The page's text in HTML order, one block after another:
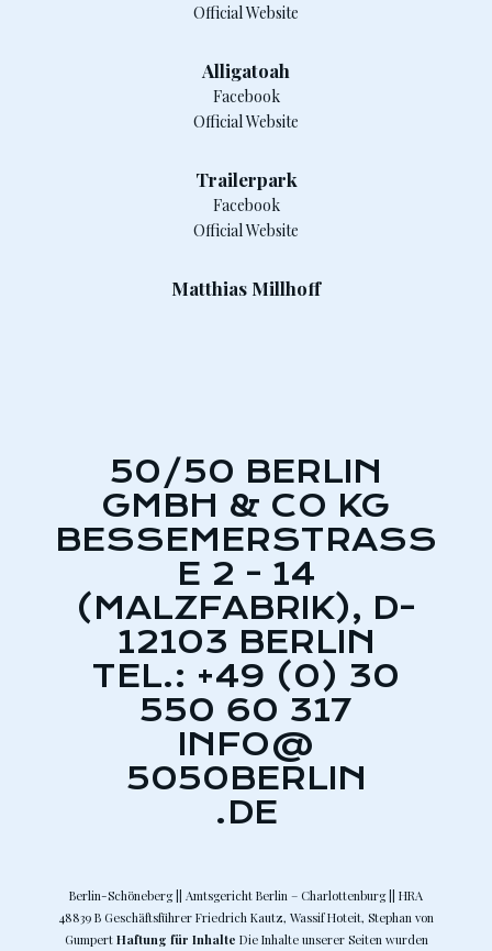
Official Website
Alligatoah
Facebook
Official Website
Trailerpark
Facebook
Official Website
Matthias Millhoff
50/50 BERLIN
GMBH & CO KG
BESSEMERSTRASSE
2 - 14 (
MALZFABRIK), D-1
2103 BERLIN
TEL.: +49 (0) 30
550 60 317
INFO@
5050BERLIN
.DE
Berlin-Schöneberg || Amtsgericht Berlin – Charlottenburg || HRA
48839 B Geschäftsführer Friedrich Kautz, Wassif Hoteit, Stephan von
Gumpert Haftung für Inhalte Die Inhalte unserer Seiten wurden